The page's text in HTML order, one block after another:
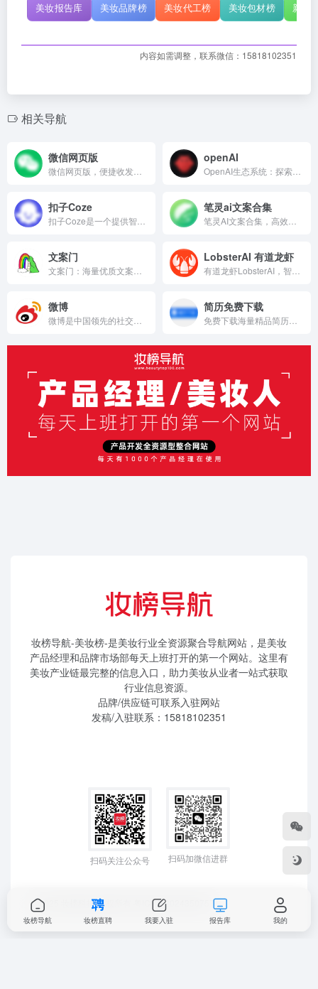
美妆报告库 美妆品牌榜 美妆代工榜 美妆包材榜 新原
内容如需调整，联系微信：15818102351
相关导航
微信网页版 openAI
扣子Coze 笔灵ai文案合集
文案门 LobsterAI 有道龙虾
微博 简历免费下载
妆榜导航-美妆榜-是美妆行业全资源聚合导航网站，是美妆
产品经理和品牌市场部每天上班打开的第一个网站。这里有
美妆产业链最完整的信息入口，助力美妆从业者一站式获取
行业信息资源。
品牌/供应链可联系入驻网站
发稿/入驻联系：15818102351
扫码关注公众号 扫码加微信进群
©2025 妆榜科技 版权所有 粤ICP备2024350757
妆榜导航 妆榜直聘 我要入驻 报告库 我的